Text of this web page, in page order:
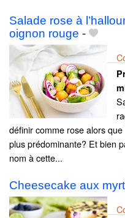
Salade rose à
oignon rouge -
définir comme rose alors
plus prédominante? Et bien
nom à cette...
Cheesecake aux